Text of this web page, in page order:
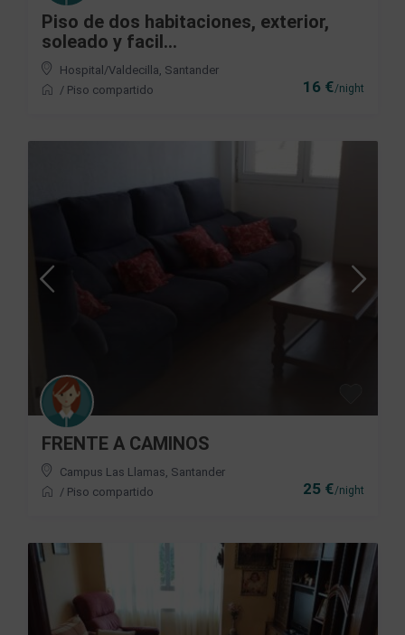
16 €/night
Piso de dos habitaciones, exterior,
soleado y facil...
Hospital/Valdecilla, Santander
/ Piso compartido
25 €/night
FRENTE A CAMINOS
Campus Las Llamas Santander
/ Piso compartido